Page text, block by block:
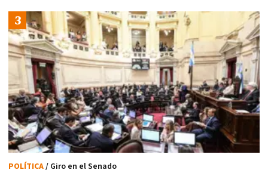
POLÍTICA/ Giro en el Senado